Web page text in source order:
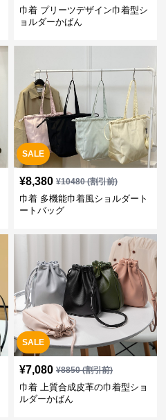
巾着 プリーツデザイン巾着型シ
ョルダーかばん
SALE
¥8,380 ¥10480(割引前)
巾着 多機能巾着風ショルダート
ートバッグ
SALE
¥7,080 ¥8850(割引前)
巾着 上質合成皮革の巾着型ショ
ルダーかばん